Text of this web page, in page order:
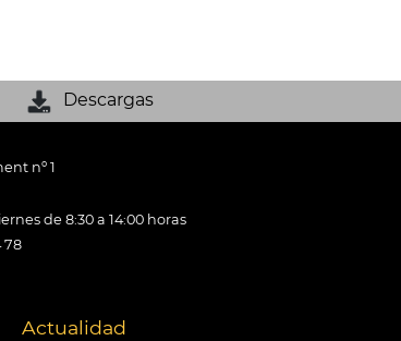
Descargas
nº 1
de 8:30 a 14:00 horas
78
Actualidad